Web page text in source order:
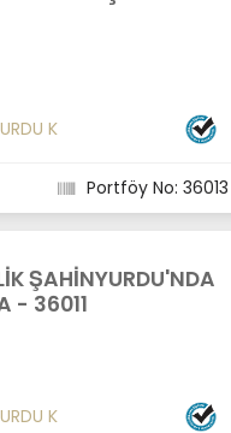
K
Portföy No: 36013
ŞAHİNYURDU'NDA
- 36011
K